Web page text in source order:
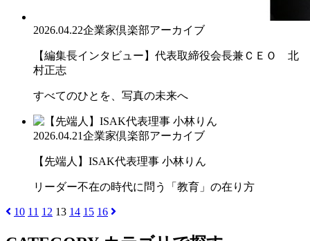
2026.04.22企業家倶楽部アーカイブ
【編集長インタビュー】代表取締役会長兼ＣＥＯ 北
村正志
すべてのひとを、写真の未来へ
2026.04.21企業家倶楽部アーカイブ
【先端人】ISAK代表理事 小林りん
リーダー不在の時代に問う「教育」の在り方
10 11 12 13 14 15 16